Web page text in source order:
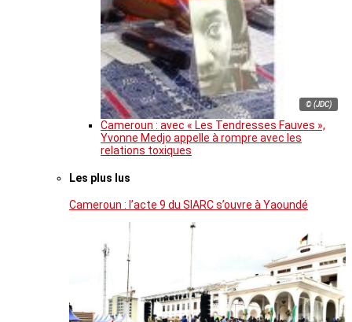
© (JDC)
Cameroun : avec « Les Tendresses Fauves »,
Yvonne Medjo appelle à rompre avec les
relations toxiques
Les plus lus
Cameroun : l’acte 9 du SIARC s’ouvre à Yaoundé